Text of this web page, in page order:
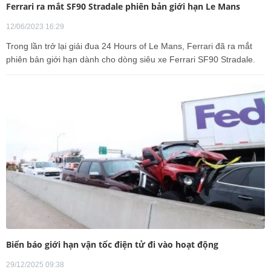
Ferrari ra mắt SF90 Stradale phiên bản giới hạn Le Mans
12/06/2023 16:29
Trong lần trở lại giải đua 24 Hours of Le Mans, Ferrari đã ra mắt
phiên bản giới hạn dành cho dòng siêu xe Ferrari SF90 Stradale.
Biển báo giới hạn vận tốc điện tử đi vào hoạt động
29/12/2025 09:38